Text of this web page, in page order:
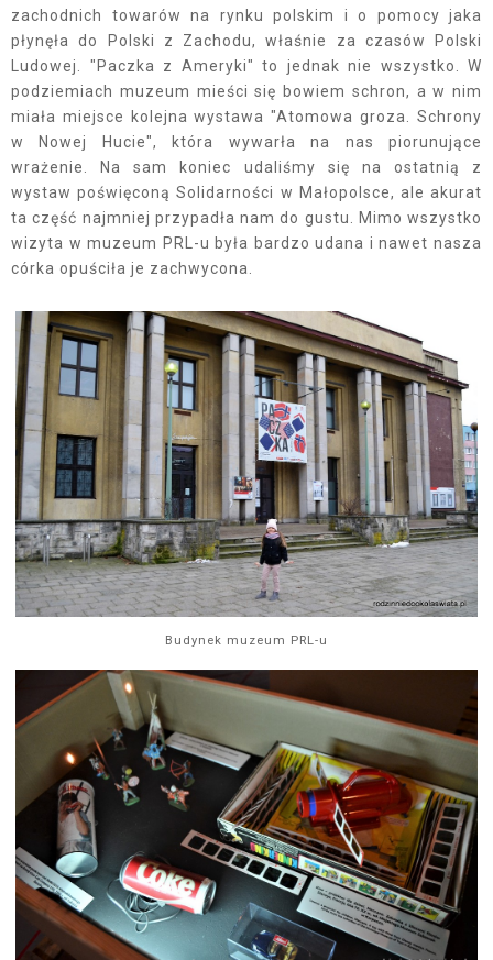
zachodnich towarów na rynku polskim i o pomocy jaka
płynęła do Polski z Zachodu, właśnie za czasów Polski
Ludowej. "Paczka z Ameryki" to jednak nie wszystko. W
podziemiach muzeum mieści się bowiem schron, a w nim
miała miejsce kolejna wystawa "Atomowa groza. Schrony
w Nowej Hucie", która wywarła na nas piorunujące
wrażenie. Na sam koniec udaliśmy się na ostatnią z
wystaw poświęconą Solidarności w Małopolsce, ale akurat
ta część najmniej przypadła nam do gustu. Mimo wszystko
wizyta w muzeum PRL-u była bardzo udana i nawet nasza
córka opuściła je zachwycona.
Budynek muzeum PRL-u